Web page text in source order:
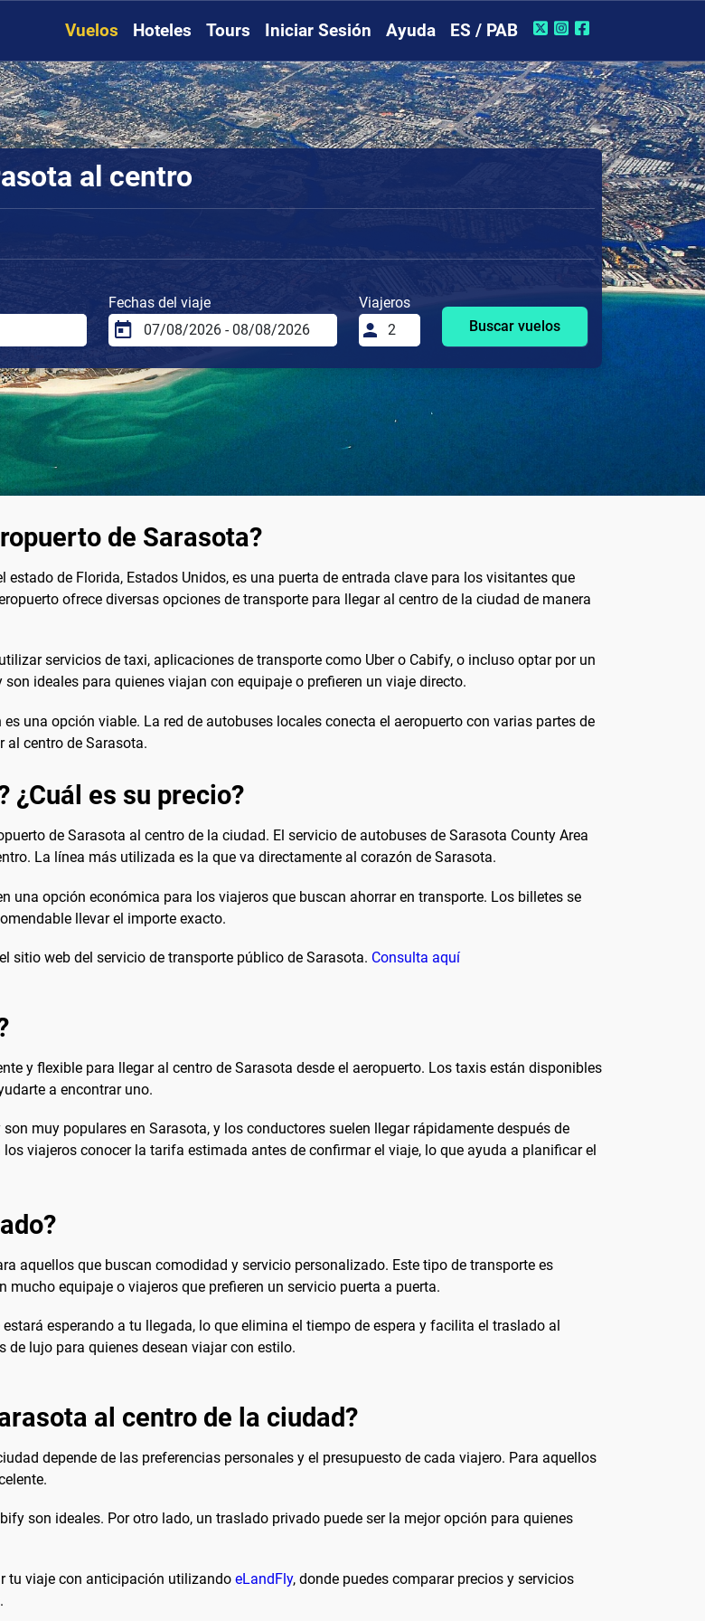
Vuelos Hoteles Tours Iniciar Sesión Ayuda ES / PAB
al centro
Fechas del viaje
Viajeros
Buscar vuelos
de Sarasota?
de Florida, Estados Unidos, es una puerta de entrada clave para los visitantes que
ofrece diversas opciones de transporte para llegar al centro de la ciudad de manera
servicios de taxi, aplicaciones de transporte como Uber o Cabify, o incluso optar por un
ideales para quienes viajan con equipaje o prefieren un viaje directo.
una opción viable. La red de autobuses locales conecta el aeropuerto con varias partes de
al centro de Sarasota.
¿Cuál es su precio?
de Sarasota al centro de la ciudad. El servicio de autobuses de Sarasota County Area
La línea más utilizada es la que va directamente al corazón de Sarasota.
una opción económica para los viajeros que buscan ahorrar en transporte. Los billetes se
llevar el importe exacto.
sitio web del servicio de transporte público de Sarasota. Consulta aquí
y flexible para llegar al centro de Sarasota desde el aeropuerto. Los taxis están disponibles
a encontrar uno.
muy populares en Sarasota, y los conductores suelen llegar rápidamente después de
viajeros conocer la tarifa estimada antes de confirmar el viaje, lo que ayuda a planificar el
aquellos que buscan comodidad y servicio personalizado. Este tipo de transporte es
equipaje o viajeros que prefieren un servicio puerta a puerta.
esperando a tu llegada, lo que elimina el tiempo de espera y facilita el traslado al
de lujo para quienes desean viajar con estilo.
al centro de la ciudad?
depende de las preferencias personales y el presupuesto de cada viajero. Para aquellos
son ideales. Por otro lado, un traslado privado puede ser la mejor opción para quienes
tu viaje con anticipación utilizando eLandFly, donde puedes comparar precios y servicios